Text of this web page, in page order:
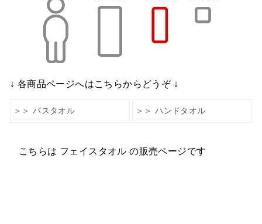
↓ 各商品ページへはこちらからどうぞ ↓
＞＞ バスタオル ＞＞ ハンドタオル
こちらは フェイスタオル の販売ページです